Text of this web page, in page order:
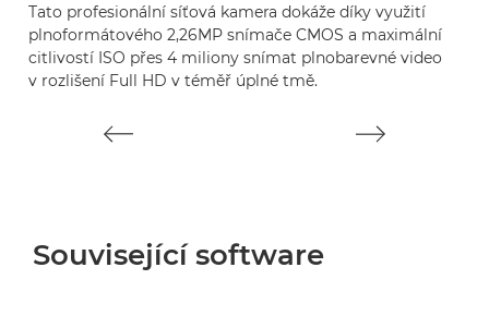
Tato profesionální síťová kamera dokáže díky využití
plnoformátového 2,26MP snímače CMOS a maximální
citlivostí ISO přes 4 miliony snímat plnobarevné video
v rozlišení Full HD v téměř úplné tmě.
Související software